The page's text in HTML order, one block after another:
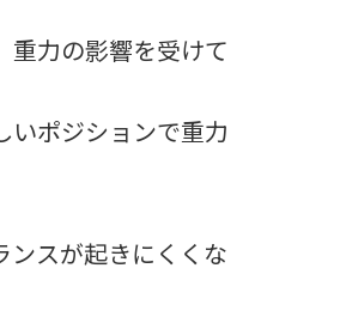
重力の影響を受けて
いポジションで重力
ンスが起きにくくな